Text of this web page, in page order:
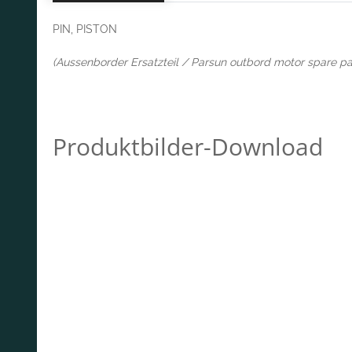
PIN, PISTON
(Aussenborder Ersatzteil / Parsun outbord motor spare
Produktbilder-Download